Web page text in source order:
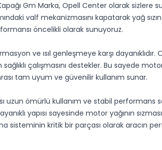
Gm Marka, Opell Center olarak sizlere
valf mekanizmasını kapatarak yağ
öncelikli olarak sunuyoruz.
ve ısıl genleşmeye karşı dayanıklıdır.
çalışmasını destekler. Bu sayede
tam uyum ve güvenilir kullanım sunar.
uzun ömürlü kullanım ve stabil performans
yapısı sayesinde motor yağının
sisteminin kritik bir parçası olarak aracın